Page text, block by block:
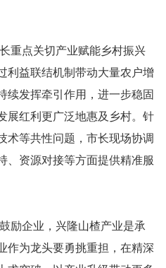
重点关切产业赋能乡村振兴
利益联结机制带动大量农户增
续发挥牵引作用，进一步稳固
展红利更广泛地惠及乡村。针
术等共性问题，市长现场协调
、资源对接等方面提供精准服
励企业，兴隆山楂产业是承
作为龙头要勇挑重担，在精深